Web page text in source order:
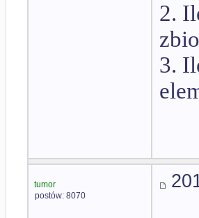
2.
3.
tumor
postów: 8070